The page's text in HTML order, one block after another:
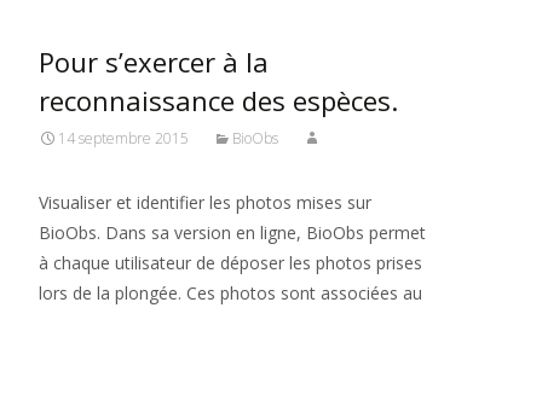
Pour s’exercer à la
reconnaissance des espèces.
14 septembre 2015 BioObs
Visualiser et identifier les photos mises sur
BioObs. Dans sa version en ligne, BioObs permet
à chaque utilisateur de déposer les photos prises
lors de la plongée. Ces photos sont associées au